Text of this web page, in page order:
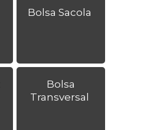
Bolsa Sacola
Bolsa
Transversal